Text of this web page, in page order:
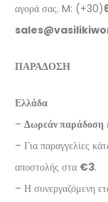
αγορά σας. M: (+30)
ΠΑΡΑΔΟΣΗ
Ελλάδα
– Δωρεάν παράδοση
– Για παραγγελίες
αποστολής στα €3.
– Η συνεργαζόμενη